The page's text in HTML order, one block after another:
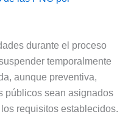
durante el proceso
temporalmente
aunque preventiva,
públicos sean asignados
requisitos establecidos.